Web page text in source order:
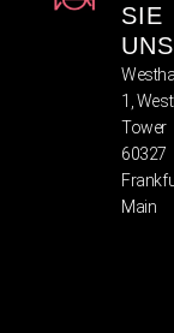
SIE
UNS
1,
Tower
60327
Main